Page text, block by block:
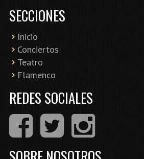
SECCIONES
Inicio
Conciertos
Teatro
Flamenco
REDES SOCIALES